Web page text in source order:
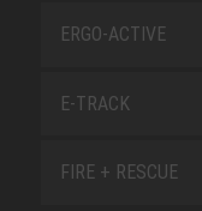
ERGO-ACTIVE
E-TRACK
FIRE + RESCUE